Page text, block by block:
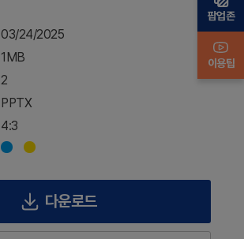
03/24/2025
1MB
2
PPTX
4:3
다운로드
팝업존
이용팁